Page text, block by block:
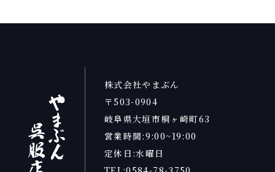
株式会社やまぶん
〒503-0904
岐阜県大垣市桐ヶ崎町63
営業時間:9:00~19:00
定休日:水曜日